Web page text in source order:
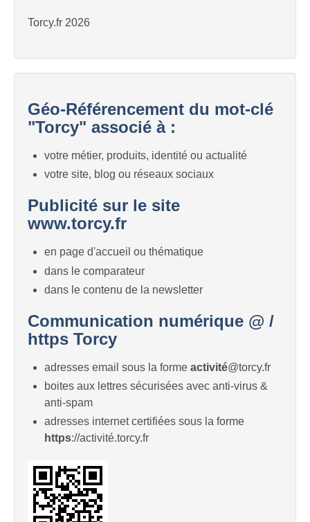
Torcy.fr 2026
Géo-Référencement du mot-clé
"Torcy" associé à :
votre métier, produits, identité ou actualité
votre site, blog ou réseaux sociaux
Publicité sur le site
www.torcy.fr
en page d'accueil ou thématique
dans le comparateur
dans le contenu de la newsletter
Communication numérique @ /
https Torcy
adresses email sous la forme activité@torcy.fr
boites aux lettres sécurisées avec anti-virus &
anti-spam
adresses internet certifiées sous la forme
https://activité.torcy.fr